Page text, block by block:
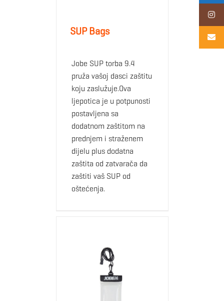
SUP Bags
Jobe SUP torba 9.4
pruža vašoj dasci zaštitu
koju zaslužuje.Ova
ljepotica je u potpunosti
postavljena sa
dodatnom zaštitom na
prednjem i straženem
dijelu plus dodatna
zaštita od zatvarača da
zaštiti vaš SUP od
oštećenja.